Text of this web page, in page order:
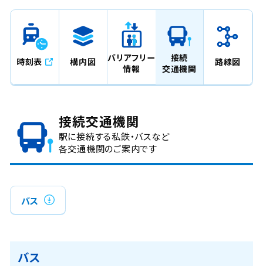
時刻表 構内図
バリアフリー
情報
接続
交通機関
路線図
接続交通機関
駅に接続する私鉄・バスなど
各交通機関のご案内です
バス
バス